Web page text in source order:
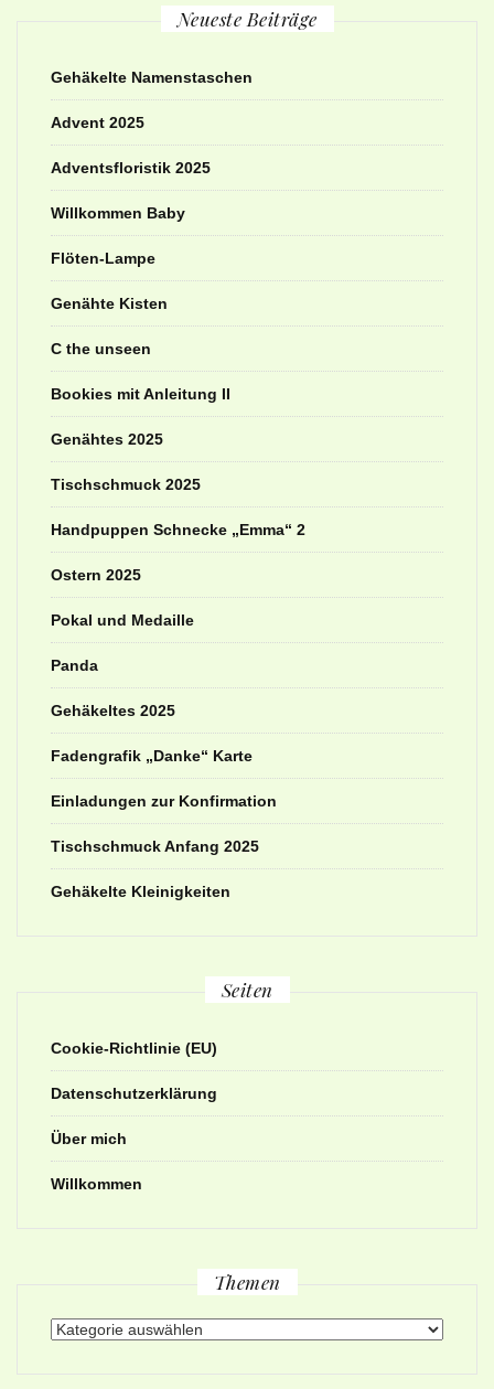
Neueste Beiträge
Gehäkelte Namenstaschen
Advent 2025
Adventsfloristik 2025
Willkommen Baby
Flöten-Lampe
Genähte Kisten
C the unseen
Bookies mit Anleitung II
Genähtes 2025
Tischschmuck 2025
Handpuppen Schnecke „Emma“ 2
Ostern 2025
Pokal und Medaille
Panda
Gehäkeltes 2025
Fadengrafik „Danke“ Karte
Einladungen zur Konfirmation
Tischschmuck Anfang 2025
Gehäkelte Kleinigkeiten
Seiten
Cookie-Richtlinie (EU)
Datenschutzerklärung
Über mich
Willkommen
Themen
Themen